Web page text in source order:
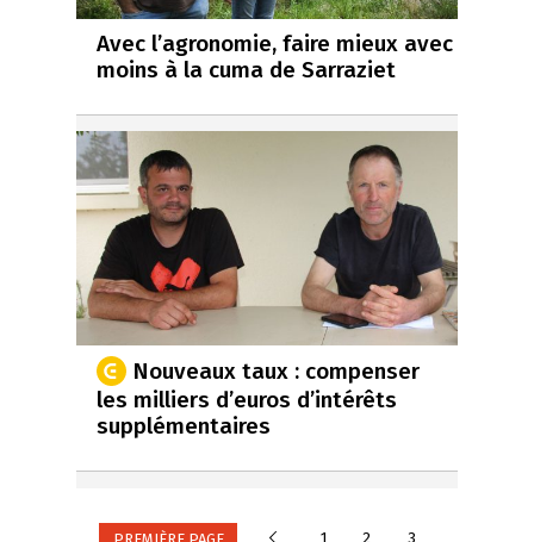
Avec l’agronomie, faire mieux avec
moins à la cuma de Sarraziet
Nouveaux taux : compenser
les milliers d’euros d’intérêts
supplémentaires
Précédente
1 2
3